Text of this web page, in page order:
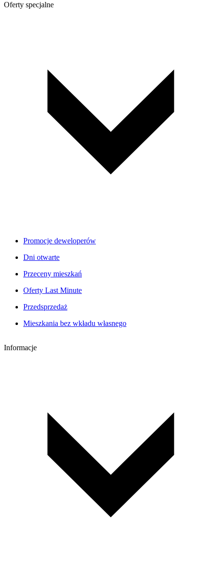
Oferty specjalne
Promocje deweloperów
Dni otwarte
Przeceny mieszkań
Oferty Last Minute
Przedsprzedaż
Mieszkania bez wkładu własnego
Informacje